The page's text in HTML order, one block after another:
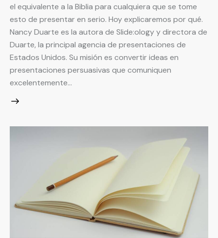
el equivalente a la Biblia para cualquiera que se tome
esto de presentar en serio. Hoy explicaremos por qué.
Nancy Duarte es la autora de Slide:ology y directora de
Duarte, la principal agencia de presentaciones de
Estados Unidos. Su misión es convertir ideas en
presentaciones persuasivas que comuniquen
excelentemente…